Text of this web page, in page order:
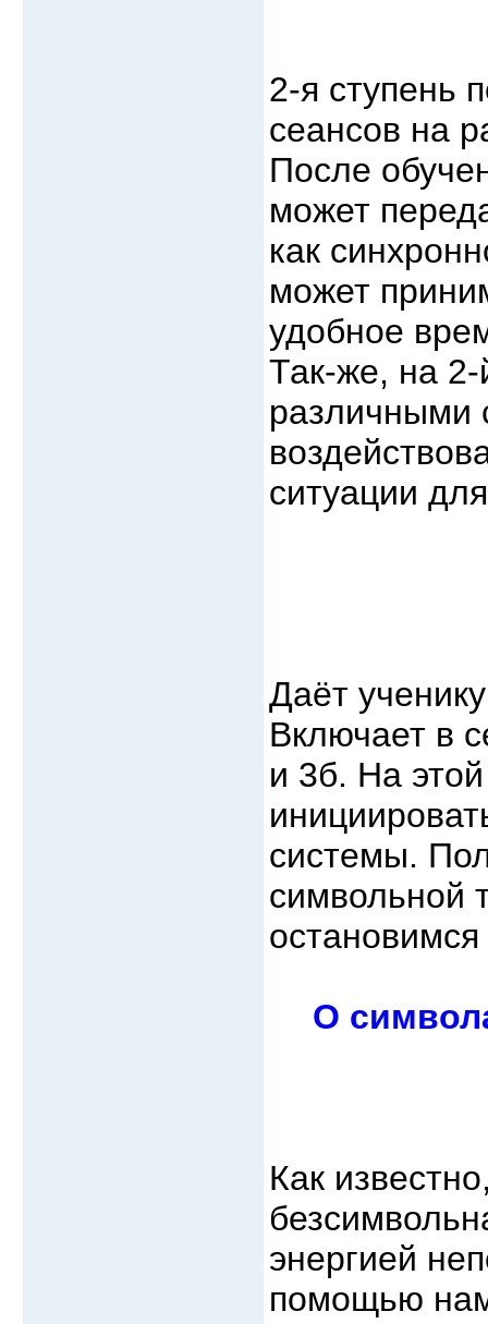
2-я ступень
сеансов на
После
может
как
может
удобное
Так-же, на
различными
ситуации
Даёт
Включает в
и 3б. На
системы.
символьной
О
Как
энергией
помощью